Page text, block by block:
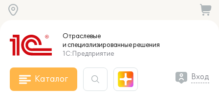
Отраслевые
и специализированныерешения
1С:Предприятие
Каталог Вход